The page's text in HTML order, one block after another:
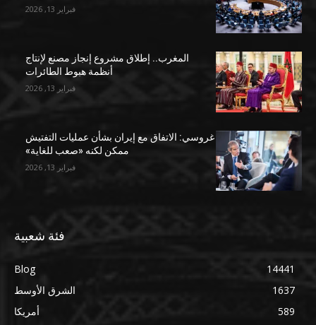
فبراير 13, 2026
المغرب.. إطلاق مشروع إنجاز مصنع لإنتاج
أنظمة هبوط الطائرات
فبراير 13, 2026
غروسي: الاتفاق مع إيران بشأن عمليات التفتيش
ممكن لكنه «صعب للغاية»
فبراير 13, 2026
فئة شعبية
Blog
14441
الشرق الأوسط
1637
أمريكا
589